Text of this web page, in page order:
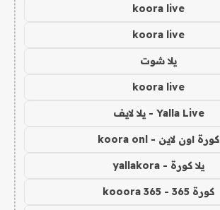
koora live
koora live
يلا شوت
koora live
Yalla Live - يلا لايف
كورة اون لاين - koora onl
يلا كورة - yallakora
كورة 365 - kooora 365